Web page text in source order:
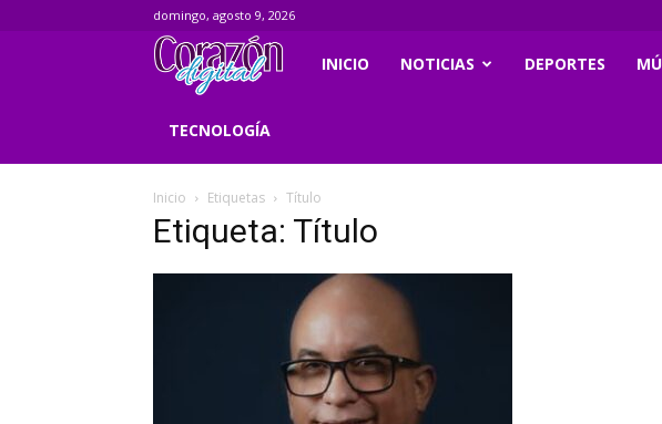
domingo, agosto 9, 2026
Corazondigital.net
INICIO NOTICIAS DEPORTES
TECNOLOGÍA
Inicio Etiquetas Título
Etiqueta: Título